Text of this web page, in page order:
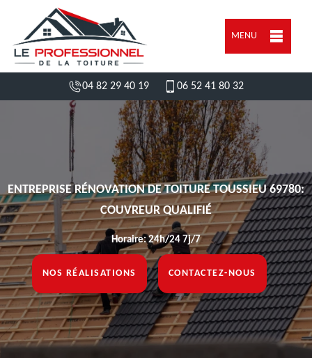
MENU
04 82 29 40 19 06 52 41 80 32
ENTREPRISE RÉNOVATION DE TOITURE TOUSSIEU 69780:
COUVREUR QUALIFIÉ
Horaire: 24h/24 7j/7
NOS RÉALISATIONS CONTACTEZ-NOUS